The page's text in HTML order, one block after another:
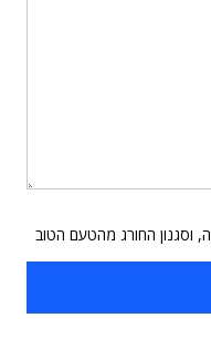
וסגנון החורג מהטעם הטוב